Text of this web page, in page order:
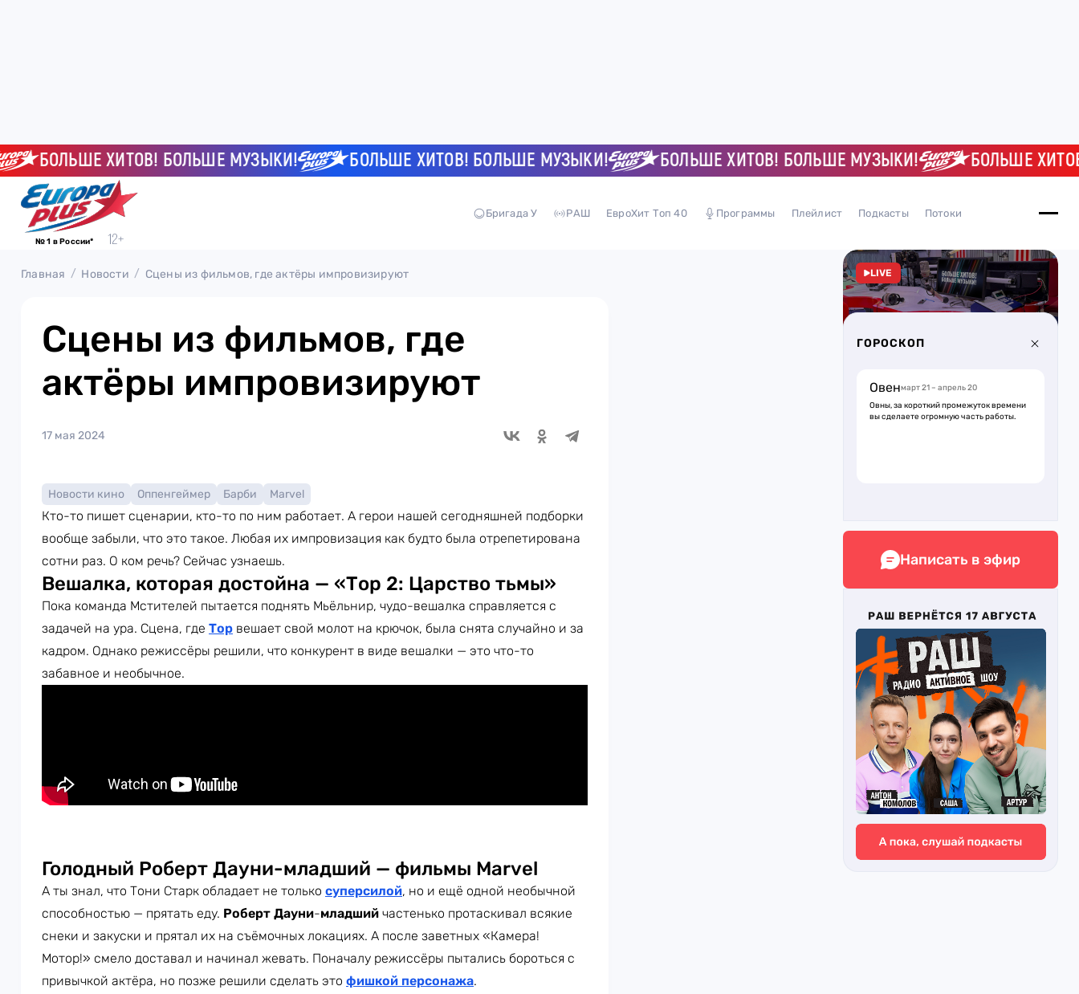
БОЛЬШЕ ХИТОВ! БОЛЬШЕ МУЗЫКИ! БОЛЬШЕ ХИТОВ! БОЛЬШЕ МУЗЫКИ! БОЛЬШЕ ХИТОВ! БОЛЬШЕ МУЗЫКИ! БОЛЬШЕ ХИТОВ!
№ 1 в России*
Бригада У РАШ ЕвроХит Топ 40 Программы Плейлист Подкасты Потоки
Главная Новости Сцены из фильмов, где актёры импровизируют
Сцены из фильмов, где
актёры импровизируют
17 мая 2024
Новости кино Оппенгеймер Барби Marvel
Кто-то пишет сценарии, кто-то по ним работает. А герои нашей сегодняшней подборки
вообще забыли, что это такое. Любая их импровизация как будто была отрепетирована
сотни раз. О ком речь? Сейчас узнаешь.
Вешалка, которая достойна — «Тор 2: Царство тьмы»
Пока команда Мстителей пытается поднять Мьёльнир, чудо-вешалка справляется с
задачей на ура. Сцена, где Тор вешает свой молот на крючок, была снята случайно и за
кадром. Однако режиссёры решили, что конкурент в виде вешалки — это что-то
забавное и необычное.
Голодный Роберт Дауни-младший — фильмы Marvel
А ты знал, что Тони Старк обладает не только суперсилой, но и ещё одной необычной
способностью — прятать еду. Роберт Дауни-младший частенько протаскивал всякие
снеки и закуски и прятал их на съёмочных локациях. А после заветных «Камера!
Мотор!» смело доставал и начинал жевать. Поначалу режиссёры пытались бороться с
привычкой актёра, но позже решили сделать это фишкой персонажа.
LIVE
ГОРОСКОП
Овенмарт 21 – апрель 20
Овны, за короткий промежуток времени
вы сделаете огромную часть работы.
Написать в эфир